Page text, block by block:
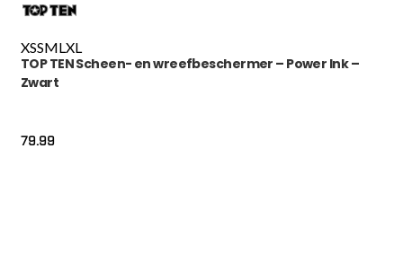
XSSML XL
TOP TEN Scheen- en wreefbeschermer – Power Ink –
Zwart
79.99